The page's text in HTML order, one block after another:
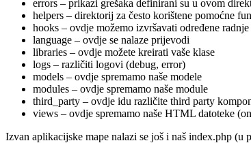
errors – prikazi grešaka definirani su u ovom
helpers – direktorij za često korištene pomoćne
hooks – ovdje možemo izvršavati određene
language – ovdje se nalaze prijevodi
libraries – ovdje možete kreirati vaše klase
logs – različiti logovi (debug, error)
models – ovdje spremamo naše modele
modules – ovdje spremamo naše module
third_party – ovdje idu različite third party
views – ovdje spremamo naše HTML datoteke
Izvan aplikacijske mape nalazi se još i naš index.php (u